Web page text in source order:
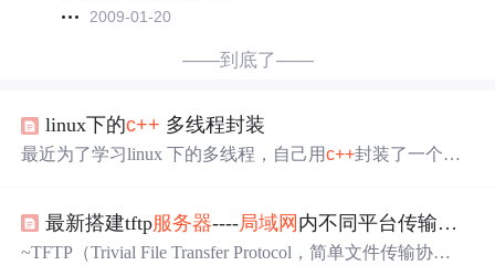
2009-01-20
——到底了——
linux下的c++ 多线程封装
最近为了学习linux 下的多线程，自己用c++封装了一个简
类对每一个客户端的响应建立一个进程进行信息转发。 遇
到的问题: 在使用linux提供的线程创建函数int pthread_create
最新搭建tftp服务器----局域网 内不同平台传输文件的桥梁，C
~TFTP（Trivial File Transfer Protocol，简单文件传输协